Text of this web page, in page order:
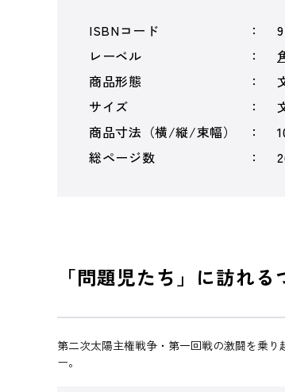
ISBNコード
レーベル
商品形態
サイズ
商品寸法（横/縦/束幅）
総ページ数
「問題児たち」に訪れ
第二次太陽主権戦争・第一回戦の激闘を乗
ー。